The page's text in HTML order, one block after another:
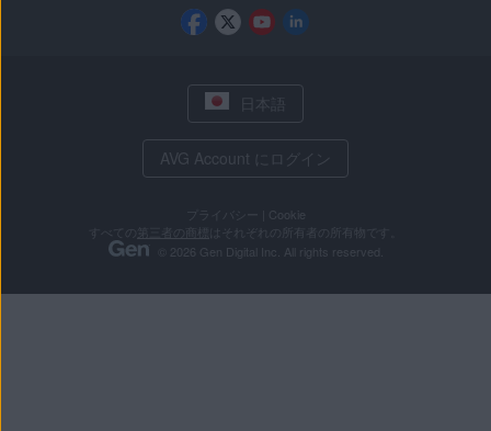
日本語
AVG Account にログイン
プライバシー
Cookie
第三者の商標
はそれぞれの所有者の所有物です。
© 2026 Gen Digital Inc. All rights reserved.